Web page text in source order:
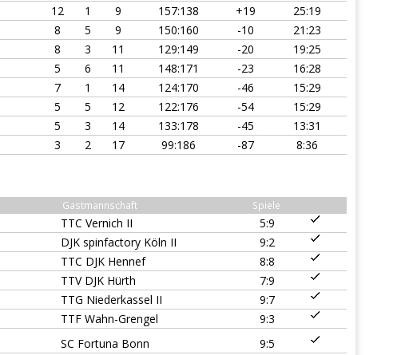
12 1 9 157:138 +19
25:19
8 5 9 150:160 -10
21:23
8 3 11 129:149 -20
19:25
5 6 11 148:171 -23
16:28
7 1 14 124:170 -46
15:29
5 5 12 122:176 -54
15:29
5 3 14 133:178 -45
13:31
3 2 17 99:186 -87 8:36
Gastmannschaft Spiele
TTC Vernich II
5:9
DJK spinfactory Köln II
9:2
TTC DJK Hennef
8:8
TTV DJK Hürth
7:9
TTG Niederkassel II
9:7
TTF Wahn-Grengel
9:3
SC Fortuna Bonn
9:5